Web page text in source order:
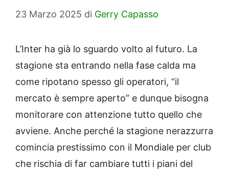
23 Marzo 2025 di Gerry Capasso
L’Inter ha già lo sguardo volto al futuro. La
stagione sta entrando nella fase calda ma
come ripotano spesso gli operatori, “il
mercato è sempre aperto” e dunque bisogna
monitorare con attenzione tutto quello che
avviene. Anche perché la stagione nerazzurra
comincia prestissimo con il Mondiale per club
che rischia di far cambiare tutti i piani del